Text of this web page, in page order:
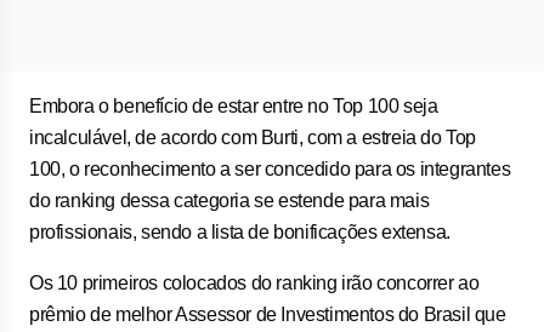
Embora o benefício de estar entre no Top 100 seja
incalculável, de acordo com Burti, com a estreia do Top
100, o reconhecimento a ser concedido para os integrantes
do ranking dessa categoria se estende para mais
profissionais, sendo a lista de bonificações extensa.
Os 10 primeiros colocados do ranking irão concorrer ao
prêmio de melhor Assessor de Investimentos do Brasil que